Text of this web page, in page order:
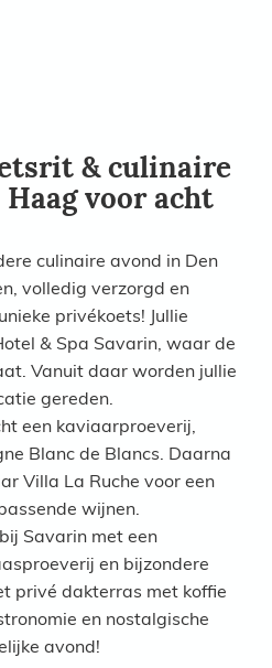
& culinaire
voor acht
culinaire avond in Den
volledig verzorgd en
privékoets! Jullie
& Spa Savarin, waar de
Vanuit daar worden jullie
gereden.
een kaviaarproeverij,
Blanc de Blancs. Daarna
Villa La Ruche voor een
wijnen.
Savarin met een
en bijzondere
privé dakterras met koffie
en nostalgische
avond!